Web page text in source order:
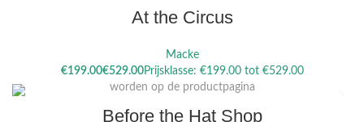
At the Circus
Macke
€
€
Dit product heeft meerdere variaties. Deze optie kan gekozen
worden op de productpagina
Before the Hat Shop